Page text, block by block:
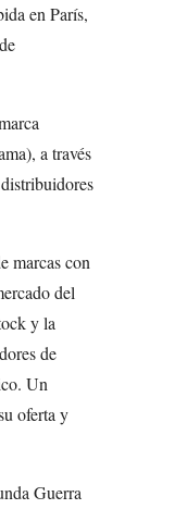
en París,
a través
marcas con
del
y la
de
Un
oferta y
Guerra